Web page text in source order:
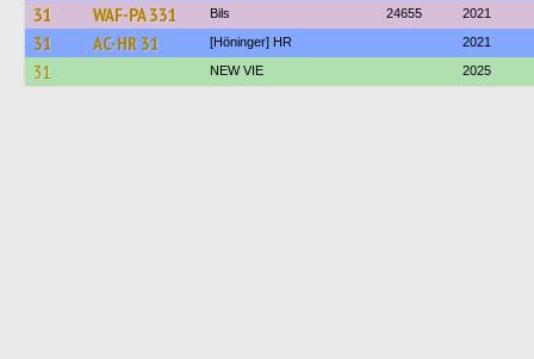
31 WAF-PA 331 Bils 24655 2021
31 AC-HR 31 [Höninger] HR 2021
31 NEW VIE 2025